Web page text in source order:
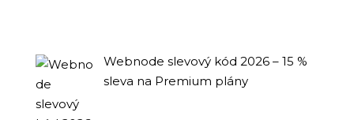
Webnode slevový kód 2026 – 15 %
sleva na Premium plány